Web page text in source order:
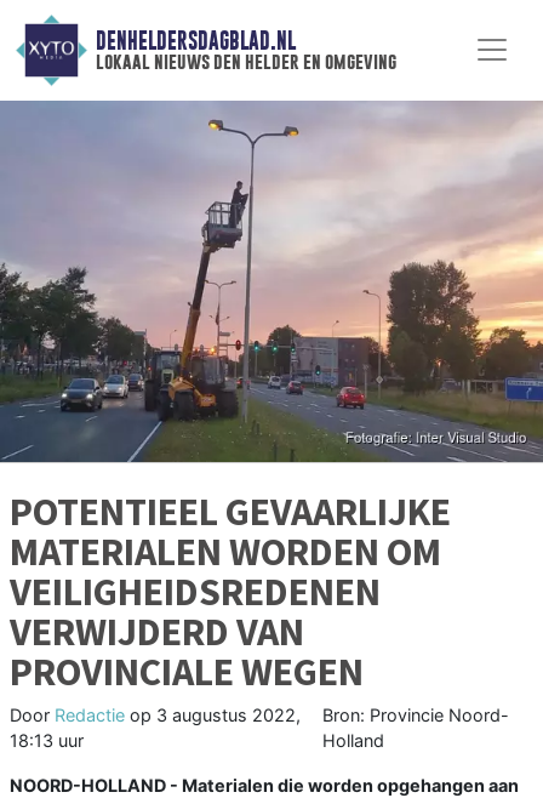
DENHELDERSDAGBLAD.NL
lokaal nieuws den helder en omgeving
POTENTIEEL GEVAARLIJKE
MATERIALEN WORDEN OM
VEILIGHEIDSREDENEN
VERWIJDERD VAN
PROVINCIALE WEGEN
Door Redactie op 3 augustus 2022,
18:13 uur
Bron: Provincie Noord-
Holland
NOORD-HOLLAND - Materialen die worden opgehangen aan